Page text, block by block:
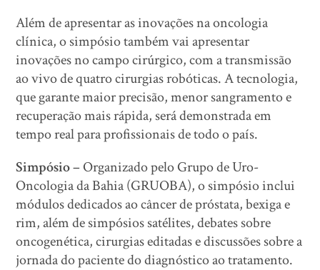
Além de apresentar as inovações na oncologia
clínica, o simpósio também vai apresentar
inovações no campo cirúrgico, com a transmissão
ao vivo de quatro cirurgias robóticas. A tecnologia,
que garante maior precisão, menor sangramento e
recuperação mais rápida, será demonstrada em
tempo real para profissionais de todo o país.
Simpósio –Organizado pelo Grupo de Uro-
Oncologia da Bahia (GRUOBA), o simpósio inclui
módulos dedicados ao câncer de próstata, bexiga e
rim, além de simpósios satélites, debates sobre
oncogenética, cirurgias editadas e discussões sobre a
jornada do paciente do diagnóstico ao tratamento.